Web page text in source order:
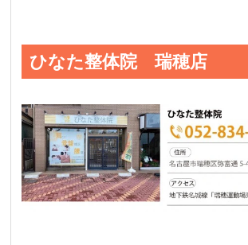
ひなた整体院 瑞穂店